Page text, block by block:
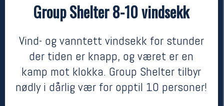
Group Shelter 8-10 vindsekk
Vind- og vanntett vindsekk for stunder
der tiden er knapp, og været er en
kamp mot klokka. Group Shelter tilbyr
nødly i dårlig vær for opptil 10 personer!
Rab
1399,- MEDLEM:839,-